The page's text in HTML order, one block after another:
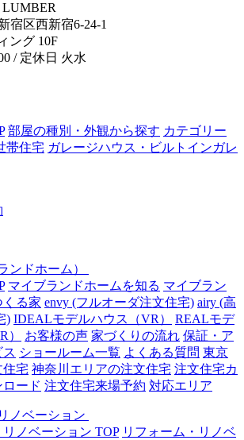
宿区西新宿6-24-1
ング 10F
/ 定休日 火水
部屋の種別・外観から探す カテゴリー
帯住宅 ガレージハウス・ビルトインガレ
ンドホーム）
マイブランドホームを知る マイブラン
くる家 envy (フルオーダ注文住宅) airy (高
) IDEALモデルハウス（VR）
REALモデ
）
お客様の声 家づくりの流れ 保証・ア
ショールーム一覧 よくある質問 東京
住宅 神奈川エリアの注文住宅 注文住宅カ
ード 注文住宅来場予約 対応エリア
ノベーション
ノベーション TOP リフォーム・リノベ